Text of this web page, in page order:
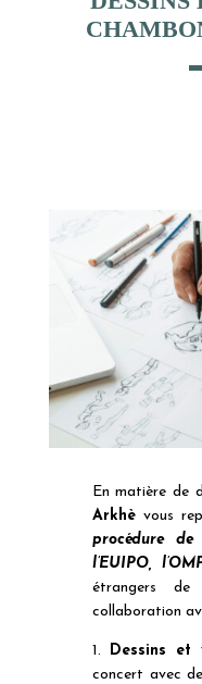
En matière de
Arkhèvous
procédure de
l’EUIPO,
étrangers de
collaboration
1. Dessins et
concert avec